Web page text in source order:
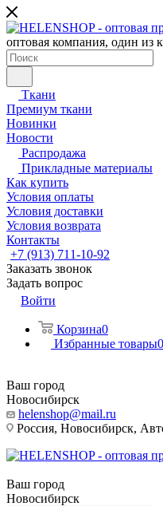
оптовая компания, один из
Ткани
Премиум ткани
Новинки
Новости
Распродажа
Прикладные материалы
Как купить
Условия оплаты
Условия доставки
Условия возврата
Контакты
+7 (913) 711-10-92
Заказать звонок
Задать вопрос
Войти
Корзина0
Избранные товары0
Ваш город
Новосибирск
helenshop@mail.ru
Россия, Новосибирск,
Ваш город
Новосибирск